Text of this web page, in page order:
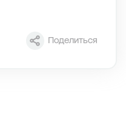
6
Поделиться